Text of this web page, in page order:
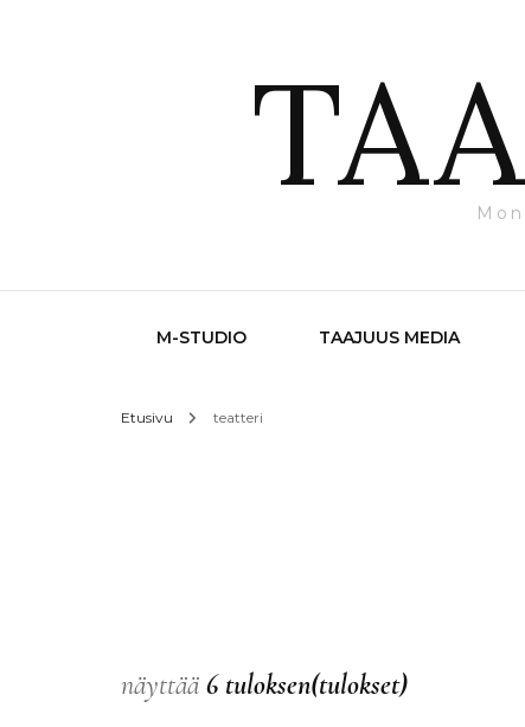
M-STUDIO TAAJUUS MEDIA
Etusivu teatteri
näyttää 6 tuloksen(tulokset)